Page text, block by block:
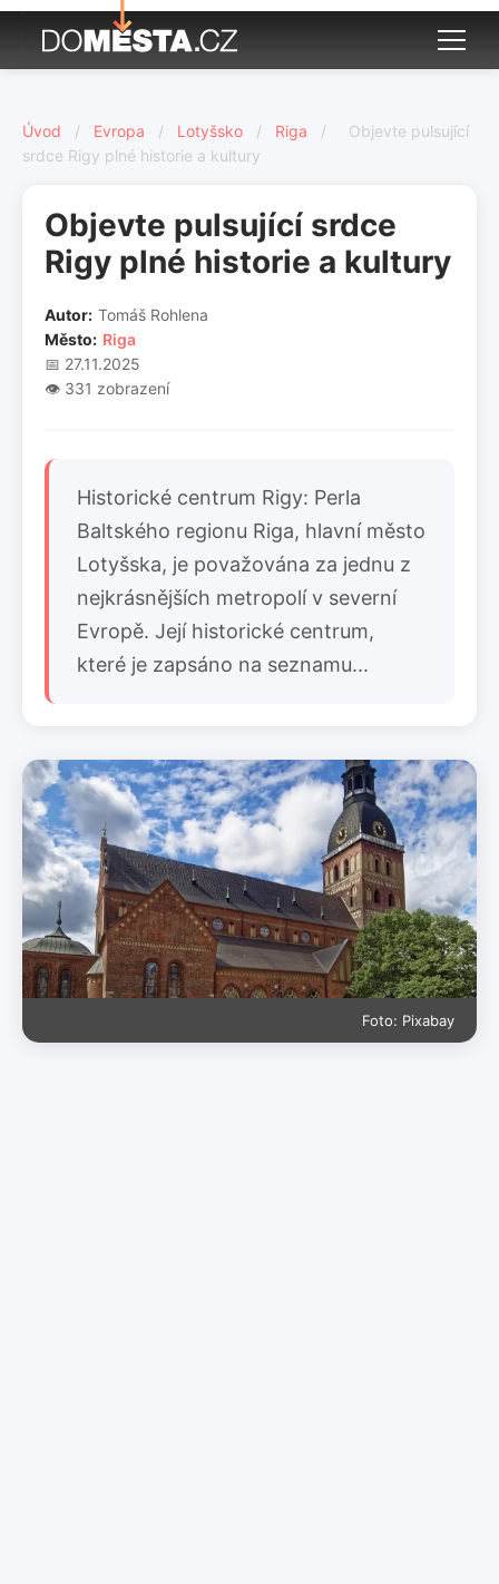
Úvod / Evropa / Lotyšsko / Riga /
Objevte pulsující
srdce Rigy plné historie a kultury
Objevte pulsující srdce
Rigy plné historie a kultury
Autor: Tomáš Rohlena
Město: Riga
📅 27.11.2025
👁️ 331 zobrazení
Historické centrum Rigy: Perla
Baltského regionu Riga, hlavní město
Lotyšska, je považována za jednu z
nejkrásnějších metropolí v severní
Evropě. Její historické centrum,
které je zapsáno na seznamu...
Foto: Pixabay